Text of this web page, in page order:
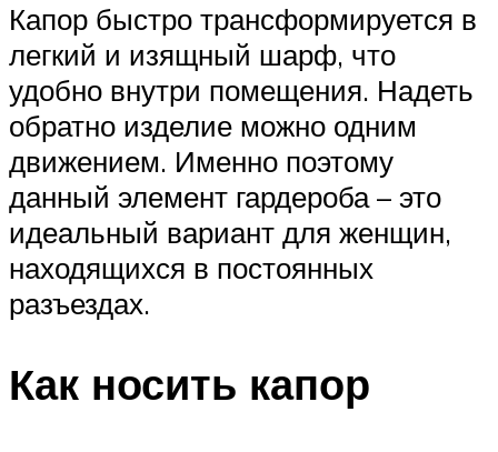
Капор быстро трансформируется в
легкий и изящный шарф, что
удобно внутри помещения. Надеть
обратно изделие можно одним
движением. Именно поэтому
данный элемент гардероба – это
идеальный вариант для женщин,
находящихся в постоянных
разъездах.
Как носить капор